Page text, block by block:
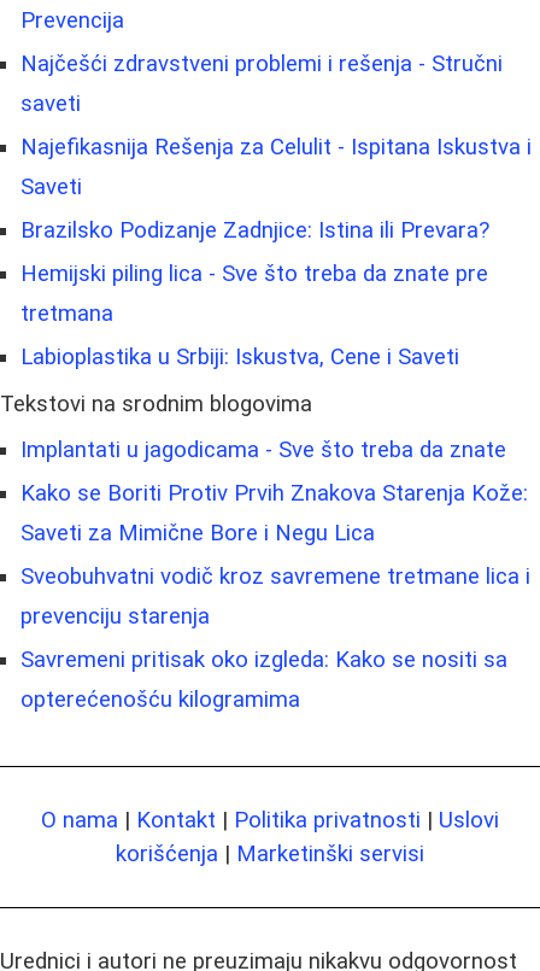
Prevencija
Najčešći zdravstveni problemi i rešenja - Stručni
saveti
Najefikasnija Rešenja za Celulit - Ispitana Iskustva i
Saveti
Brazilsko Podizanje Zadnjice: Istina ili Prevara?
Hemijski piling lica - Sve što treba da znate pre
tretmana
Labioplastika u Srbiji: Iskustva, Cene i Saveti
Tekstovi na srodnim blogovima
Implantati u jagodicama - Sve što treba da znate
Kako se Boriti Protiv Prvih Znakova Starenja Kože:
Saveti za Mimične Bore i Negu Lica
Sveobuhvatni vodič kroz savremene tretmane lica i
prevenciju starenja
Savremeni pritisak oko izgleda: Kako se nositi sa
opterećenošću kilogramima
O nama | Kontakt | Politika privatnosti | Uslovi
korišćenja | Marketinški servisi
Urednici i autori ne preuzimaju nikakvu odgovornost